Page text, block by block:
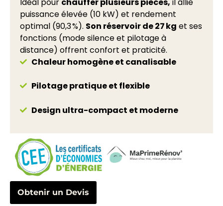
puissance élevée (10 kW) et rendement
optimal (90,3 %). Son réservoir de 27 kg et ses
fonctions (mode silence et pilotage à
distance) offrent confort et praticité.
Chaleur homogène et canalisable
Pilotage pratique et flexible
Design ultra-compact et moderne
Obtenir un Devis